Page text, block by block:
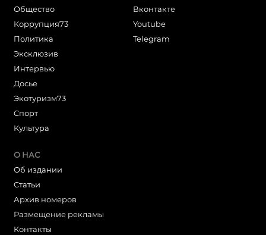
Общество
Коррупция73
Политика
Эксклюзив
Интервью
Досье
Экотуризм73
Cпорт
Культура
Вконтакте
Youtube
Telegram
О НАС
Об издании
Статьи
Архив номеров
Размещение рекламы
Контакты